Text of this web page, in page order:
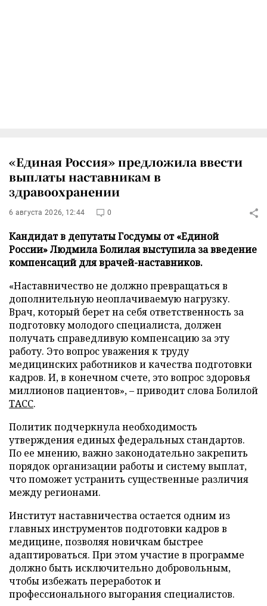
«Единая Россия» предложила ввести
выплаты наставникам в
здравоохранении
6 августа 2026, 12:44 0
Кандидат в депутаты Госдумы от «Единой
России» Людмила Болилая выступила за введение
компенсаций для врачей-наставников.
«Наставничество не должно превращаться в
дополнительную неоплачиваемую нагрузку.
Врач, который берет на себя ответственность за
подготовку молодого специалиста, должен
получать справедливую компенсацию за эту
работу. Это вопрос уважения к труду
медицинских работников и качества подготовки
кадров. И, в конечном счете, это вопрос здоровья
миллионов пациентов», – приводит слова Болилой
ТАСС.
Политик подчеркнула необходимость
утверждения единых федеральных стандартов.
По ее мнению, важно законодательно закрепить
порядок организации работы и систему выплат,
что поможет устранить существенные различия
между регионами.
Институт наставничества остается одним из
главных инструментов подготовки кадров в
медицине, позволяя новичкам быстрее
адаптироваться. При этом участие в программе
должно быть исключительно добровольным,
чтобы избежать переработок и
профессионального выгорания специалистов.